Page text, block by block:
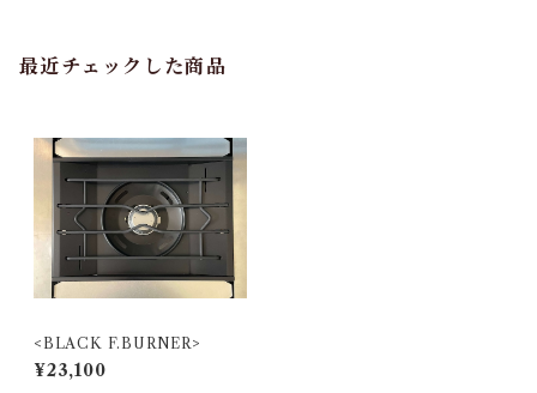
最近チェックした商品
<BLACK F.BURNER>
¥23,100